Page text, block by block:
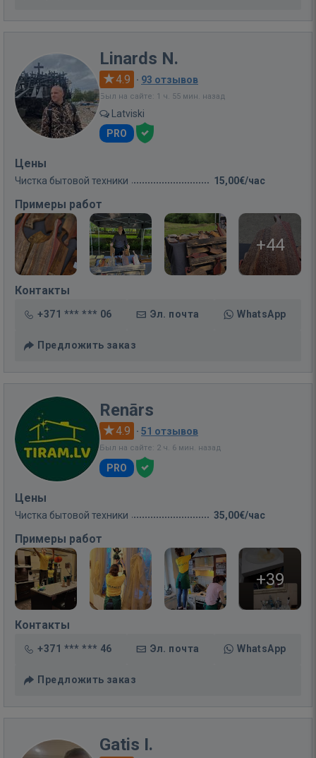
Linards N.
4.9 · 93 отзывов
Был на сайте: 1 ч. 55 мин. назад
Latviski
PRO
Цены
Чистка бытовой техники 15,00€/час
Примеры работ
+44
Контакты
+371 *** *** 06 Эл. почта WhatsApp
Предложить заказ
Renārs
4.9 · 51 отзывов
Был на сайте: 2 ч. 6 мин. назад
PRO
Цены
Чистка бытовой техники 35,00€/час
Примеры работ
+39
Контакты
+371 *** *** 46 Эл. почта WhatsApp
Предложить заказ
Gatis I.